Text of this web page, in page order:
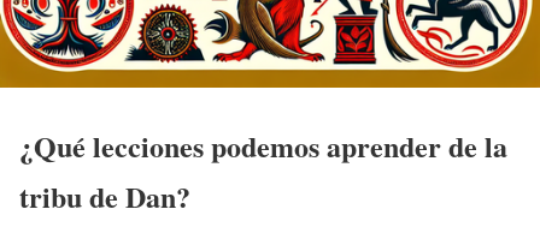
¿Qué lecciones podemos aprender de la
tribu de Dan?